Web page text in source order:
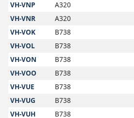
VH-VNP
A320
VH-VNR
A320
VH-VOK
B738
VH-VOL
B738
VH-VON
B738
VH-VOO
B738
VH-VUE
B738
VH-VUG
B738
VH-VUH
B738